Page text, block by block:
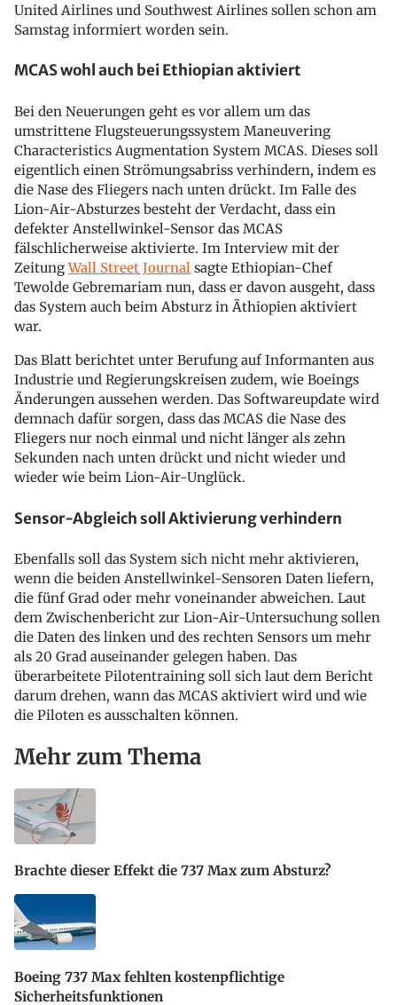
United Airlines und Southwest Airlines sollen schon am
Samstag informiert worden sein.
MCAS wohl auch bei Ethiopian aktiviert
Bei den Neuerungen geht es vor allem um das
umstrittene Flugsteuerungssystem Maneuvering
Characteristics Augmentation System MCAS. Dieses soll
eigentlich einen Strömungsabriss verhindern, indem es
die Nase des Fliegers nach unten drückt. Im Falle des
Lion-Air-Absturzes besteht der Verdacht, dass ein
defekter Anstellwinkel-Sensor das MCAS
fälschlicherweise aktivierte. Im Interview mit der
ZeitungWall Street Journal sagte Ethiopian-Chef
Tewolde Gebremariam nun, dass er davon ausgeht, dass
das System auch beim Absturz in Äthiopien aktiviert
war.
Das Blatt berichtet unter Berufung auf Informanten aus
Industrie und Regierungskreisen zudem, wie Boeings
Änderungen aussehen werden. Das Softwareupdate wird
demnach dafür sorgen, dass das MCAS die Nase des
Fliegers nur noch einmal und nicht länger als zehn
Sekunden nach unten drückt und nicht wieder und
wieder wie beim Lion-Air-Unglück.
Sensor-Abgleich soll Aktivierung verhindern
Ebenfalls soll das System sich nicht mehr aktivieren,
wenn die beiden Anstellwinkel-Sensoren Daten liefern,
die fünf Grad oder mehr voneinander abweichen. Laut
dem Zwischenbericht zur Lion-Air-Untersuchung sollen
die Daten des linken und des rechten Sensors um mehr
als 20 Grad auseinander gelegen haben. Das
überarbeitete Pilotentraining soll sich laut dem Bericht
darum drehen, wann das MCAS aktiviert wird und wie
die Piloten es ausschalten können.
Mehr zum Thema
Brachte dieser Effekt die 737 Max zum Absturz?
Boeing 737 Max fehlten kostenpflichtige
Sicherheitsfunktionen